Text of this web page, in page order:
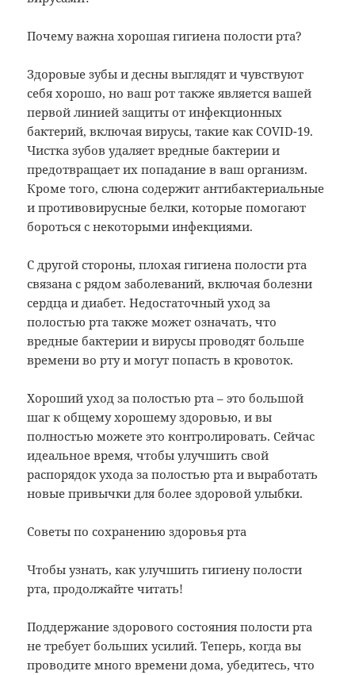
Почему важна хорошая гигиена полости рта?
Здоровые зубы и десны выглядят и чувствуют
себя хорошо, но ваш рот также является вашей
первой линией защиты от инфекционных
бактерий, включая вирусы, такие как COVID-19.
Чистка зубов удаляет вредные бактерии и
предотвращает их попадание в ваш организм.
Кроме того, слюна содержит антибактериальные
и противовирусные белки, которые помогают
бороться с некоторыми инфекциями.
С другой стороны, плохая гигиена полости рта
связана с рядом заболеваний, включая болезни
сердца и диабет. Недостаточный уход за
полостью рта также может означать, что
вредные бактерии и вирусы проводят больше
времени во рту и могут попасть в кровоток.
Хороший уход за полостью рта – это большой
шаг к общему хорошему здоровью, и вы
полностью можете это контролировать. Сейчас
идеальное время, чтобы улучшить свой
распорядок ухода за полостью рта и выработать
новые привычки для более здоровой улыбки.
Советы по сохранению здоровья рта
Чтобы узнать, как улучшить гигиену полости
рта, продолжайте читать!
Поддержание здорового состояния полости рта
не требует больших усилий. Теперь, когда вы
проводите много времени дома, убедитесь, что